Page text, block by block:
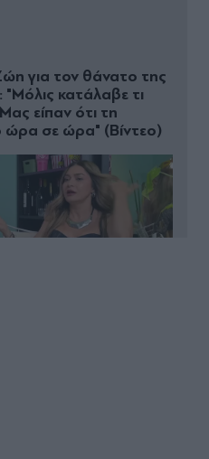
για τον θάνατο της
κατάλαβε τι
είπαν ότι τη
ώρα σε ώρα" (Βίντεο)